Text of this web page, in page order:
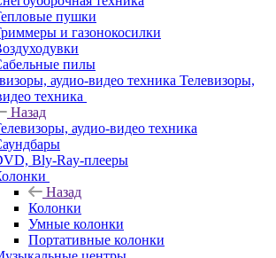
пушки
и газонокосилки
пилы
Телевизоры,
техника
Назад
аудио-видео техника
Bly-Ray-плееры
Назад
Колонки
Умные колонки
Портативные колонки